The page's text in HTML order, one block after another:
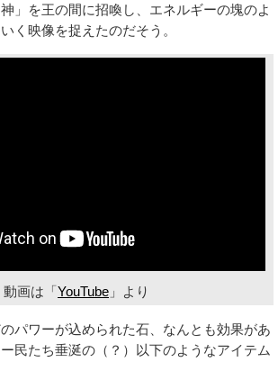
」を王の間に招喚し、エネルギーの塊のよ
く映像を捉えたのだそう。
動画は「YouTube 」より
パワーが込められた石、なんとも効果があ
民たち垂涎の（？）以下のようなアイテム